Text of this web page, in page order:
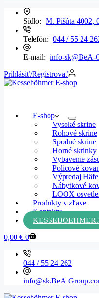
Sídlo: M. Pišúta 4002,
Telefón: 044 / 55 24
E-mail: info-sk@BeA-
Prihlásiť/Registrovať
E-shop
Vysoké skrine
Rohové skrine
Spodné skrine
Horné skrinky
Vybavenie
Policové
Výpredaj
Nábytkové
LOOX
Produkty v zľave
Kontakty
0,00 € 0
044 / 55 24 262
info@sk.BeA-